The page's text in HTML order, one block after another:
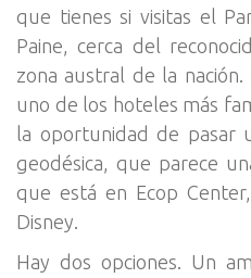
que tienes si visitas el
Paine, cerca del
zona austral de la nación.
uno de los hoteles más
la oportunidad de pasar
geodésica, que parece
que está en Ecop
Disney.
Hay dos opciones. Un